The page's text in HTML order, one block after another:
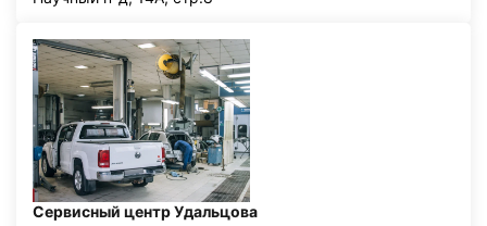
Сервисный центр Удальцова